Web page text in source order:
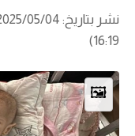
16:19)
🖼️